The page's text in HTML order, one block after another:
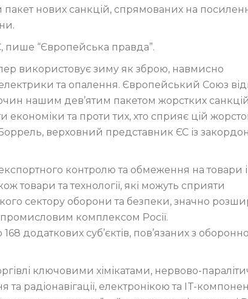
нових санкцій, спрямованих на
“Європейська правда”.
використовує зиму як зброю, навмисно
та опалення. Європейський Союз
нашим дев’ятим пакетом жорстких
та проти тих, хто сприяє цій
верховний представник ЄС із
контролю та обмеження на товари і
товари та технології, які можуть сприяти
сектору оборони та безпеки, значно
промисловим комплексом Росії.
додаткових суб’єктів, пов’язаних з
ключовими хімікатами, нервово-
радіонавігації, електронікою та IT-